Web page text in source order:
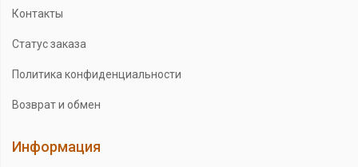
Контакты
Статус заказа
Политика конфиденциальности
Возврат и обмен
Информация